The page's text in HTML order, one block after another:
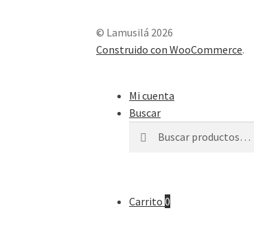
© Lamusilá 2026
Construido con WooCommerce.
Mi cuenta
Buscar
Carrito0